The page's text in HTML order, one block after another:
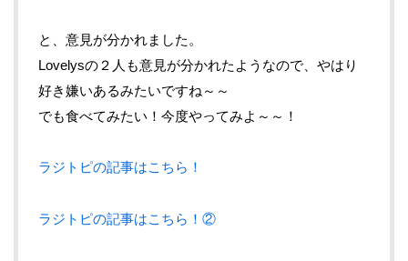
と、意見が分かれました。
Lovelysの２人も意見が分かれたようなので、やはり
好き嫌いあるみたいですね～～
でも食べてみたい！今度やってみよ～～！
ラジトピの記事はこちら！
ラジトピの記事はこちら！②